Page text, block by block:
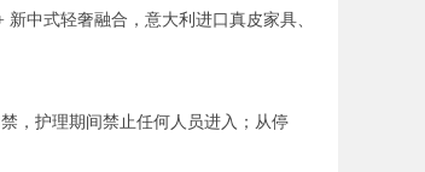
中式轻奢融合，意大利进口真皮家具、
，护理期间禁止任何人员进入；从停